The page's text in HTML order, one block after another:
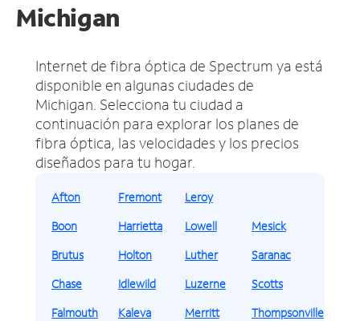
Michigan
Internet de fibra óptica de Spectrum ya está
disponible en algunas ciudades de
Michigan. Selecciona tu ciudad a
continuación para explorar los planes de
fibra óptica, las velocidades y los precios
diseñados para tu hogar.
Afton
Boon
Brutus
Chase
Falmouth
Fremont
Harrietta
Holton
Idlewild
Kaleva
Leroy
Lowell
Luther
Luzerne
Merritt
Mesick
Saranac
Scotts
Thompsonville